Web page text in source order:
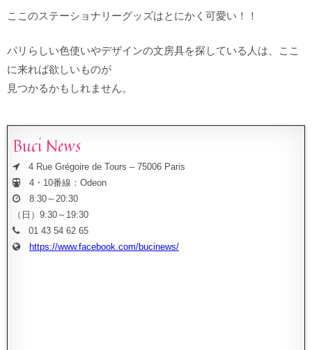
ここのステーショナリーグッズはとにかく可愛い！！
パリらしい色使いやデザインの文房具を探している人は、ここ
に来れば欲しいものが
見つかるかもしれません。
Buci News
4 Rue Grégoire de Tours – 75006 Paris
4・10番線：Odeon
8:30～20:30
（日）9:30～19:30
01 43 54 62 65
https://www.facebook.com/bucinews/